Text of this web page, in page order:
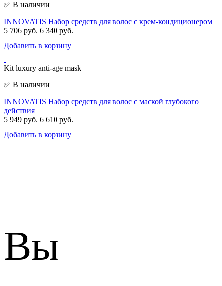
✅ В наличии
INNOVATIS Набор средств для волос с крем-кондиционером
5 706 руб. 6 340 руб.
Добавить в корзину
Kit luxury anti-age mask
✅ В наличии
INNOVATIS Набор средств для волос с маской глубокого
действия
5 949 руб. 6 610 руб.
Добавить в корзину
Вы